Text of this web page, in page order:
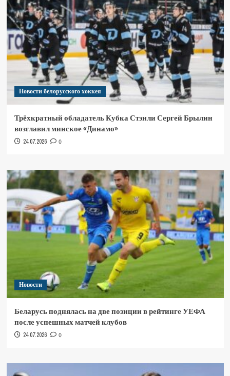
Новости белорусского хоккея
Трёхкратный обладатель Кубка Стэнли Сергей Брылин
возглавил минское «Динамо»
24.07.2026 0
Новости
Беларусь поднялась на две позиции в рейтинге УЕФА
после успешных матчей клубов
24.07.2026 0